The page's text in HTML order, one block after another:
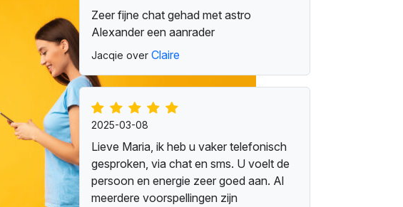
Zeer fijne chat gehad met astro
Alexander een aanrader
Jacqie over Claire
2025-03-08
Lieve Maria, ik heb u vaker telefonisch
gesproken, via chat en sms. U voelt de
persoon en energie zeer goed aan. Al
meerdere voorspellingen zijn